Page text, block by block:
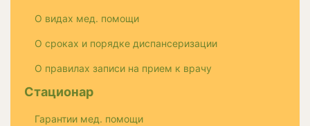
О видах мед. помощи
О сроках и порядке диспансеризации
О правилах записи на прием к врачу
Стационар
Гарантии мед. помощи